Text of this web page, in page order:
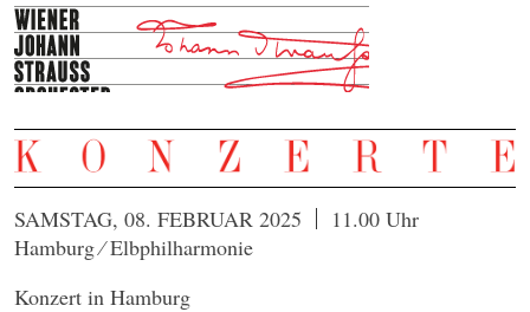
SAMSTAG, 08. FEBRUAR 2025
11.00 Uhr
Hamburg ⁄ Elbphilharmonie
Konzert in Hamburg